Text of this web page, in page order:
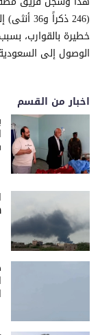
(246
خطيرة بالقوارب،
الوصول إلى
اخبار من القسم